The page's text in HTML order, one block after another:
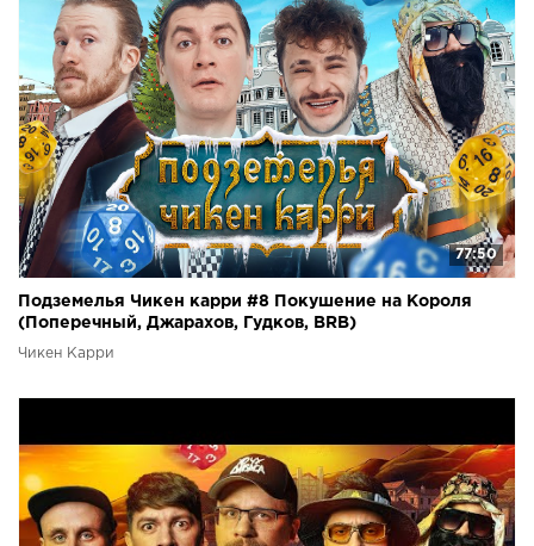
77:50
Подземелья Чикен карри #8 Покушение на Короля
(Поперечный, Джарахов, Гудков, BRB)
Чикен Карри